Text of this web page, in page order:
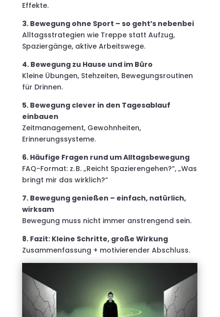
Effekte.
3. Bewegung ohne Sport – so geht’s nebenbei
Alltagsstrategien wie Treppe statt Aufzug,
Spaziergänge, aktive Arbeitswege.
4. Bewegung zu Hause und im Büro
Kleine Übungen, Stehzeiten, Bewegungsroutinen
für Drinnen.
5. Bewegung clever in den Tagesablauf
einbauen
Zeitmanagement, Gewohnheiten,
Erinnerungssysteme.
6. Häufige Fragen rund um Alltagsbewegung
FAQ-Format: z. B. „Reicht Spazierengehen?“, „Was
bringt mir das wirklich?“
7. Bewegung genießen – einfach, natürlich,
wirksam
Bewegung muss nicht immer anstrengend sein.
8. Fazit: Kleine Schritte, große Wirkung
Zusammenfassung + motivierender Abschluss.